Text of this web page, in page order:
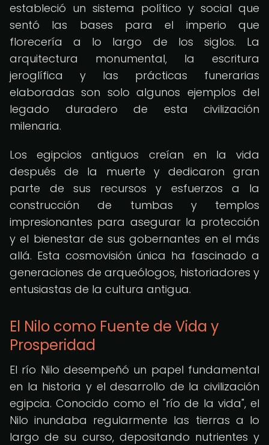
estableció un sistema político y social que
sentó las bases para el imperio que
florecería a lo largo de los siglos. La
arquitectura monumental, la escritura
jeroglífica y las prácticas funerarias
elaboradas son solo algunos ejemplos del
legado duradero de esta civilización
milenaria.
Los egipcios antiguos creían en la vida
después de la muerte y dedicaron gran
parte de sus recursos y esfuerzos a la
construcción de tumbas y templos
impresionantes para asegurar la protección
y el bienestar de sus gobernantes en el más
allá. Esta cosmovisión única ha fascinado a
generaciones de arqueólogos, historiadores y
entusiastas de la cultura antigua.
El Nilo como Fuente de Vida y
Prosperidad
El río Nilo desempeñó un papel fundamental
en la historia y el desarrollo de la civilización
egipcia. Conocido como el "río de la vida", el
Nilo inundaba regularmente las tierras a lo
largo de su curso, depositando nutrientes y